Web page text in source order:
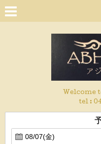
Welcome
tel :